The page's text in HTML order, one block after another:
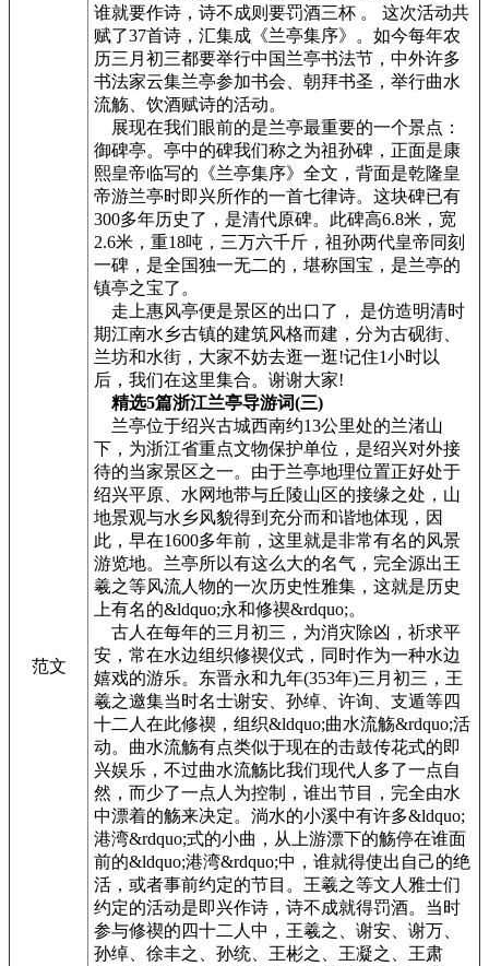
范文
谁就要作诗，诗不成则要罚酒三杯 。 这次活动共
赋了37首诗，汇集成《兰亭集序》。如今每年农
历三月初三都要举行中国兰亭书法节，中外许多
书法家云集兰亭参加书会、朝拜书圣，举行曲水
流觞、饮酒赋诗的活动。
展现在我们眼前的是兰亭最重要的一个景点：
御碑亭。亭中的碑我们称之为祖孙碑，正面是康
熙皇帝临写的《兰亭集序》全文，背面是乾隆皇
帝游兰亭时即兴所作的一首七律诗。这块碑已有
300多年历史了，是清代原碑。此碑高6.8米，宽
2.6米，重18吨，三万六千斤，祖孙两代皇帝同刻
一碑，是全国独一无二的，堪称国宝，是兰亭的
镇亭之宝了。
走上惠风亭便是景区的出口了， 是仿造明清时
期江南水乡古镇的建筑风格而建，分为古砚街、
兰坊和水街，大家不妨去逛一逛!记住1小时以
后，我们在这里集合。谢谢大家!
精选5篇浙江兰亭导游词(三)
兰亭位于绍兴古城西南约13公里处的兰渚山
下，为浙江省重点文物保护单位，是绍兴对外接
待的当家景区之一。由于兰亭地理位置正好处于
绍兴平原、水网地带与丘陵山区的接缘之处，山
地景观与水乡风貌得到充分而和谐地体现，因
此，早在1600多年前，这里就是非常有名的风景
游览地。兰亭所以有这么大的名气，完全源出王
羲之等风流人物的一次历史性雅集，这就是历史
上有名的&ldquo;永和修禊&rdquo;。
古人在每年的三月初三，为消灾除凶，祈求平
安，常在水边组织修禊仪式，同时作为一种水边
嬉戏的游乐。东晋永和九年(353年)三月初三，王
羲之邀集当时名士谢安、孙绰、许询、支遁等四
十二人在此修禊，组织&ldquo;曲水流觞&rdquo;活
动。曲水流觞有点类似于现在的击鼓传花式的即
兴娱乐，不过曲水流觞比我们现代人多了一点自
然，而少了一点人为控制，谁出节目，完全由水
中漂着的觞来决定。淌水的小溪中有许多&ldquo;
港湾&rdquo;式的小曲，从上游漂下的觞停在谁面
前的&ldquo;港湾&rdquo;中，谁就得使出自己的绝
活，或者事前约定的节目。王羲之等文人雅士们
约定的活动是即兴作诗，诗不成就得罚酒。当时
参与修禊的四十二人中，王羲之、谢安、谢万、
孙绰、徐丰之、孙统、王彬之、王凝之、王肃